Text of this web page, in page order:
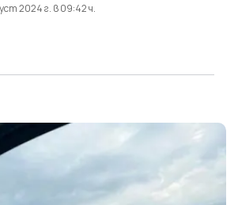
2024 г. в 09:42 ч.